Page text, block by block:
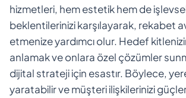
hizmetleri, hem estetik hem de
beklentilerinizi karşılayarak, rekabet
etmenize yardımcı olur. Hedef
anlamak ve onlara özel çözümler
dijital strateji için esastır. Böylece,
yaratabilir ve müşteri ilişkilerinizi